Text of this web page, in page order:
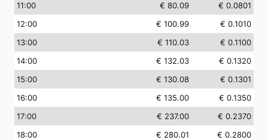
11:00 € 80.09
€ 0.0801
12:00 € 100.99
€ 0.1010
13:00 € 110.03
€ 0.1100
14:00 € 132.03
€ 0.1320
15:00 € 130.08
€ 0.1301
16:00 € 135.00
€ 0.1350
17:00 € 237.00
€ 0.2370
18:00 € 280.01
€ 0.2800